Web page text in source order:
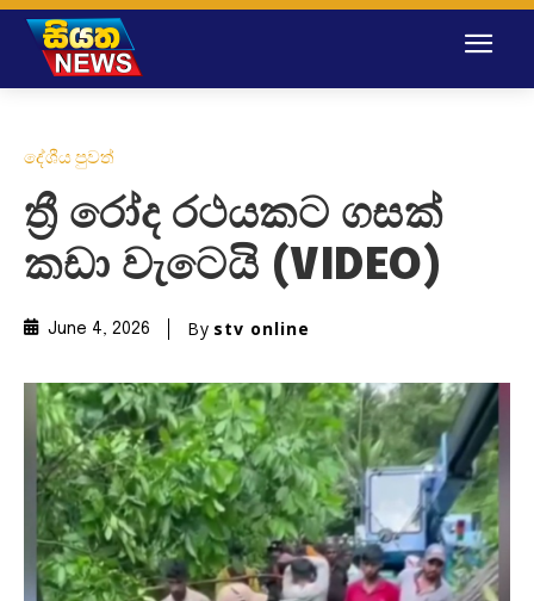
දේශීය පුවත්
ත්‍රී රෝද රථයකට ගසක්
කඩා වැටෙයි (VIDEO)
June 4, 2026 By stv online